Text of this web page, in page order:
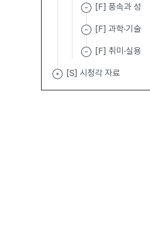
[F] 풍속과 성
[F] 과학·기술
[F] 취미·실용
[S] 시청각 자료